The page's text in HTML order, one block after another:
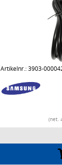
Artikelnr.: 3903-
(net.